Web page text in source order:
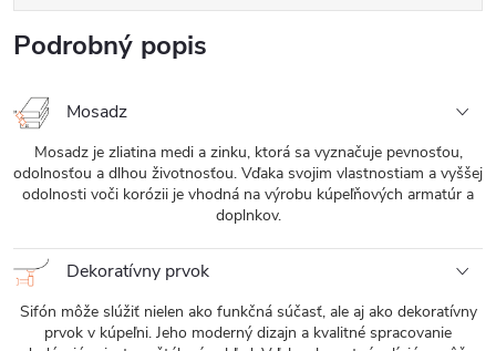
Podrobný popis
Mosadz
Mosadz je zliatina medi a zinku, ktorá sa vyznačuje pevnosťou,
odolnosťou a dlhou životnosťou. Vďaka svojim vlastnostiam a vyššej
odolnosti voči korózii je vhodná na výrobu kúpeľňových armatúr a
doplnkov.
Dekoratívny prvok
Sifón môže slúžiť nielen ako funkčná súčasť, ale aj ako dekoratívny
prvok v kúpeľni. Jeho moderný dizajn a kvalitné spracovanie